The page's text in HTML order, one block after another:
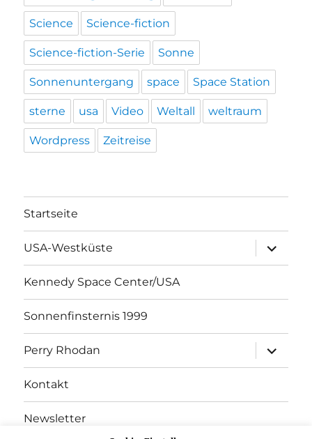
Science Science-fiction
Science-fiction-Serie Sonne
Sonnenuntergang space Space Station
sterne usa Video Weltall weltraum
Wordpress Zeitreise
Startseite
USA-Westküste
öffnen
Kennedy Space Center/USA
Sonnenfinsternis 1999
Perry Rhodan
öffnen
Kontakt
Newsletter